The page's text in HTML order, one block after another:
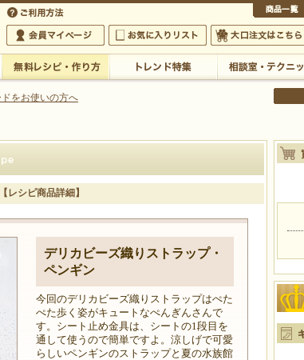
円以上のご注文で送料は当店が負担いたします
店が負担いたします
会員マイページ
お気に入りリスト 大口注文はこちら
をお使いの方へ
レシピ商品詳細】
デリカビーズ織りストラップ・
ペンギン
今回のデリカビーズ織りストラップはぺた
ぺた歩く姿がキュートなぺんぎんさんで
す。シート止め金具は、シートの1段目を
通して使うので簡単ですよ。涼しげで可愛
らしいペンギンのストラップと夏の水族館